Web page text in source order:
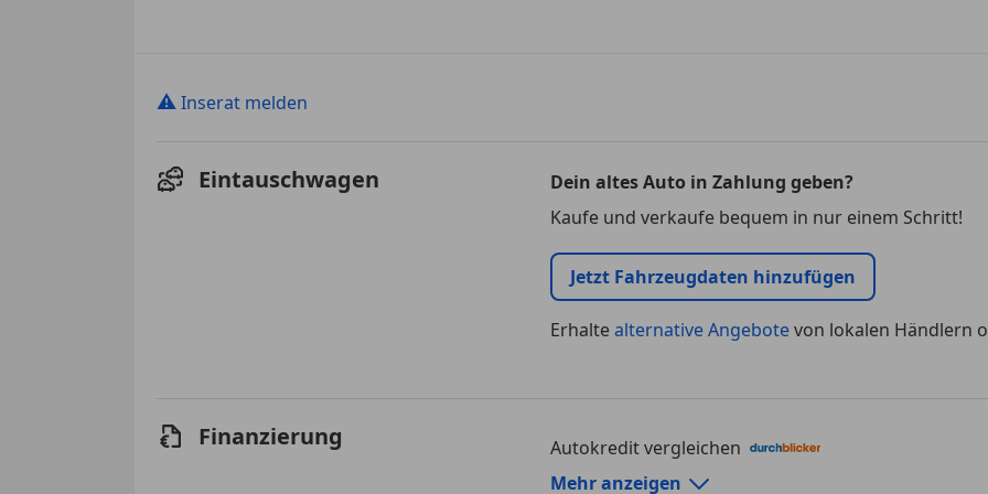
⚠ Inserat melden
Eintauschwagen
Dein altes Auto in Zahlung geben?
Kaufe und verkaufe bequem in nur einem Schritt!
Jetzt Fahrzeugdaten hinzufügen
Erhaltealternative Angebotevon lokalen Händlern
Finanzierung
Autokredit vergleichen
Autokredit-Rechner von durchblicker.at
Mehr anzeigen